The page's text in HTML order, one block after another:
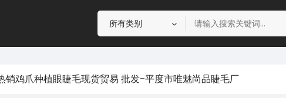
销鸡爪种植眼睫毛现货贸易 批发-平度市唯魅尚品睫毛厂